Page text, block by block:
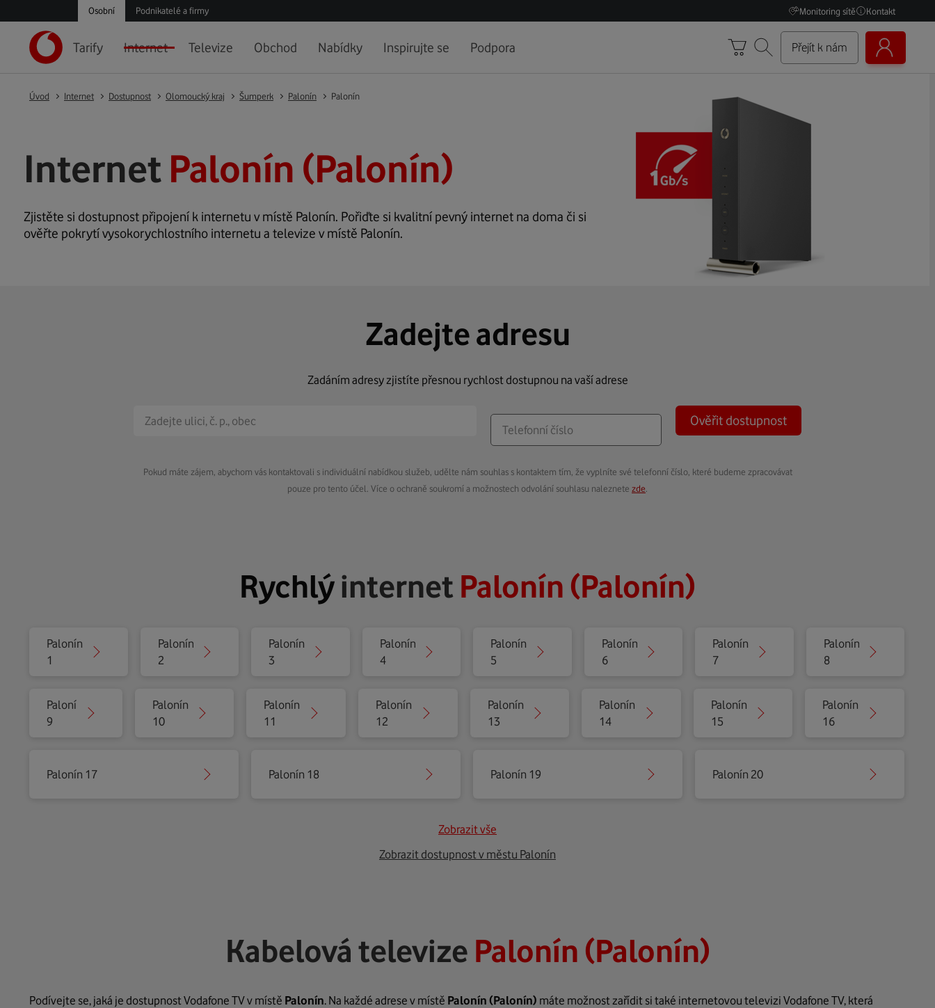
Osobní Podnikatelé a firmy Monitoring sítě Kontakt
Tarify Internet Televize Obchod Nabídky Inspirujte se Podpora Přejít k nám
Úvod Internet Dostupnost Olomoucký kraj Šumperk Palonín Palonín
Internet Palonín (Palonín)
Zjistěte si dostupnost připojení k internetu v místě Palonín. Pořiďte si kvalitní pevný internet na doma či si
ověřte pokrytí vysokorychlostního internetu a televize v místě Palonín.
Zadejte adresu
Zadáním adresy zjistíte přesnou rychlost dostupnou na vaší adrese
Ověřit dostupnost
Pokud máte zájem, abychom vás kontaktovali s individuální nabídkou služeb, udělte nám souhlas s kontaktem tím, že vyplníte své telefonní číslo, které budeme zpracovávat
pouze pro tento účel. Více o ochraně soukromí a možnostech odvolání souhlasu naleznete zde
Rychlýinternet Palonín (Palonín)
Palonín
1
Palonín
2
Palonín
3
Palonín
4
Palonín
5
Palonín
6
Palonín
7
Palonín
8
Palonín
9
Palonín
10
Palonín
11
Palonín
12
Palonín
13
Palonín
14
Palonín
15
Palonín
16
Palonín 17 Palonín 18 Palonín 19 Palonín 20
Zobrazit vše
Zobrazit dostupnost v městu Palonín
Kabelová televize Palonín (Palonín)
Podívejte se, jaká je dostupnost Vodafone TV v místě Palonín. Na každé adrese v místě Palonín (Palonín) máte možnost zařídit si také internetovou televizi Vodafone TV, která